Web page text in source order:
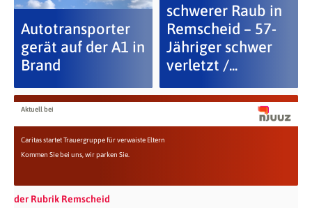
Autotransporter
gerät auf der A1 in
Brand
schwerer Raub in
Remscheid – 57-
Jähriger schwer
verletzt /...
Aktuell bei
Caritas startet Trauergruppe für verwaiste Eltern
Kommen Sie bei uns, wir parken Sie.
der Rubrik Remscheid